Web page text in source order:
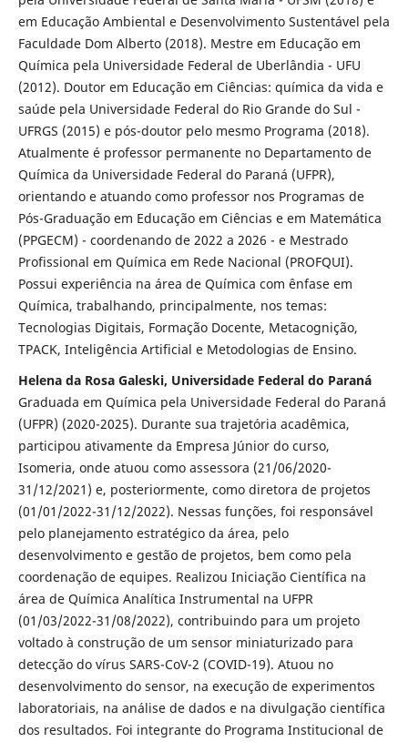
em Educação Ambiental e Desenvolvimento Sustentável pela
Faculdade Dom Alberto (2018). Mestre em Educação em
Química pela Universidade Federal de Uberlândia - UFU
(2012). Doutor em Educação em Ciências: química da vida e
saúde pela Universidade Federal do Rio Grande do Sul -
UFRGS (2015) e pós-doutor pelo mesmo Programa (2018).
Atualmente é professor permanente no Departamento de
Química da Universidade Federal do Paraná (UFPR),
orientando e atuando como professor nos Programas de
Pós-Graduação em Educação em Ciências e em Matemática
(PPGECM) - coordenando de 2022 a 2026 - e Mestrado
Profissional em Química em Rede Nacional (PROFQUI).
Possui experiência na área de Química com ênfase em
Química, trabalhando, principalmente, nos temas:
Tecnologias Digitais, Formação Docente, Metacognição,
TPACK, Inteligência Artificial e Metodologias de Ensino.
Helena da Rosa Galeski, Universidade Federal do Paraná
Graduada em Química pela Universidade Federal do Paraná
(UFPR) (2020-2025). Durante sua trajetória acadêmica,
participou ativamente da Empresa Júnior do curso,
Isomeria, onde atuou como assessora (21/06/2020-
31/12/2021) e, posteriormente, como diretora de projetos
(01/01/2022-31/12/2022). Nessas funções, foi responsável
pelo planejamento estratégico da área, pelo
desenvolvimento e gestão de projetos, bem como pela
coordenação de equipes. Realizou Iniciação Científica na
área de Química Analítica Instrumental na UFPR
(01/03/2022-31/08/2022), contribuindo para um projeto
voltado à construção de um sensor miniaturizado para
detecção do vírus SARS-CoV-2 (COVID-19). Atuou no
desenvolvimento do sensor, na execução de experimentos
laboratoriais, na análise de dados e na divulgação científica
dos resultados. Foi integrante do Programa Institucional de